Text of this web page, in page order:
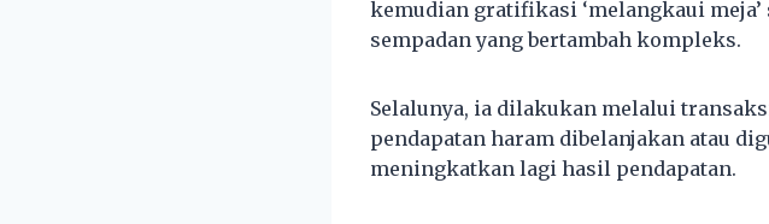
kemudian gratifikasi ‘melangkaui
sempadan yang bertambah kompleks.
Selalunya, ia dilakukan melalui
pendapatan haram dibelanjakan atau
meningkatkan lagi hasil pendapatan.